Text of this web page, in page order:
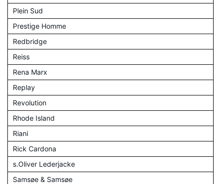
Plein Sud
Prestige Homme
Redbridge
Reiss
Rena Marx
Replay
Revolution
Rhode Island
Riani
Rick Cardona
s.Oliver Lederjacke
Samsøe & Samsøe